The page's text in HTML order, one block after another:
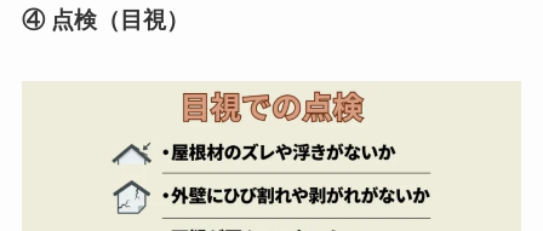
④ 点検（目視）